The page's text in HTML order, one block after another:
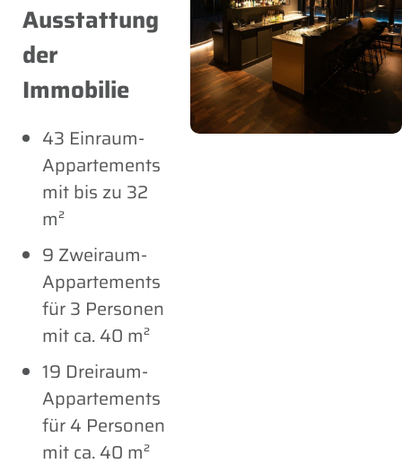
Ausstattung
der
Immobilie
43 Einraum-
Appartements
mit bis zu 32
m²
9 Zweiraum-
Appartements
für 3 Personen
mit ca. 40 m²
19 Dreiraum-
Appartements
für 4 Personen
mit ca. 40 m²